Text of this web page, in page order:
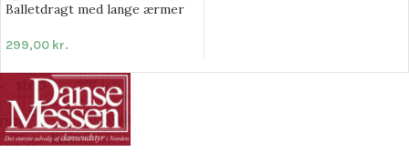
Balletdragt med lange ærmer
299,00 kr.